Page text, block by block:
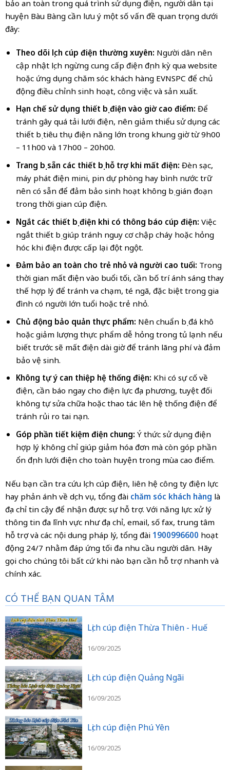
bảo an toàn trong quá trình sử dụng điện, người dân tại
huyện Bàu Bàng cần lưu ý một số vấn đề quan trọng dưới
đây:
Theo dõi lịch cúp điện thường xuyên: Người dân nên
cập nhật lịch ngừng cung cấp điện định kỳ qua website
hoặc ứng dụng chăm sóc khách hàng EVNSPC để chủ
động điều chỉnh sinh hoạt, công việc và sản xuất.
Hạn chế sử dụng thiết bị điện vào giờ cao điểm: Để
tránh gây quá tải lưới điện, nên giảm thiểu sử dụng các
thiết bị tiêu thụ điện năng lớn trong khung giờ từ 9h00
– 11h00 và 17h00 – 20h00.
Trang bị sẵn các thiết bị hỗ trợ khi mất điện: Đèn sạc,
máy phát điện mini, pin dự phòng hay bình nước trữ
nên có sẵn để đảm bảo sinh hoạt không bị gián đoạn
trong thời gian cúp điện.
Ngắt các thiết bị điện khi có thông báo cúp điện: Việc
ngắt thiết bị giúp tránh nguy cơ chập cháy hoặc hỏng
hóc khi điện được cấp lại đột ngột.
Đảm bảo an toàn cho trẻ nhỏ và người cao tuổi: Trong
thời gian mất điện vào buổi tối, cần bố trí ánh sáng thay
thế hợp lý để tránh va chạm, té ngã, đặc biệt trong gia
đình có người lớn tuổi hoặc trẻ nhỏ.
Chủ động bảo quản thực phẩm: Nên chuẩn bị đá khô
hoặc giảm lượng thực phẩm dễ hỏng trong tủ lạnh nếu
biết trước sẽ mất điện dài giờ để tránh lãng phí và đảm
bảo vệ sinh.
Không tự ý can thiệp hệ thống điện: Khi có sự cố về
điện, cần báo ngay cho điện lực địa phương, tuyệt đối
không tự sửa chữa hoặc thao tác lên hệ thống điện để
tránh rủi ro tai nạn.
Góp phần tiết kiệm điện chung: Ý thức sử dụng điện
hợp lý không chỉ giúp giảm hóa đơn mà còn góp phần
ổn định lưới điện cho toàn huyện trong mùa cao điểm.
Nếu bạn cần tra cứu lịch cúp điện, liên hệ công ty điện lực
hay phản ánh về dịch vụ, tổng đài chăm sóc khách hàng là
địa chỉ tin cậy để nhận được sự hỗ trợ. Với năng lực xử lý
thông tin đa lĩnh vực như địa chỉ, email, số fax, trung tâm
hỗ trợ và các nội dung pháp lý, tổng đài 1900996600 hoạt
động 24/7 nhằm đáp ứng tối đa nhu cầu người dân. Hãy
gọi cho chúng tôi bất cứ khi nào bạn cần hỗ trợ nhanh và
chính xác.
CÓ THỂ BẠN QUAN TÂM
Lịch cúp điện Thừa Thiên - Huế
16/09/2025
Lịch cúp điện Quảng Ngãi
16/09/2025
Lịch cúp điện Phú Yên
16/09/2025